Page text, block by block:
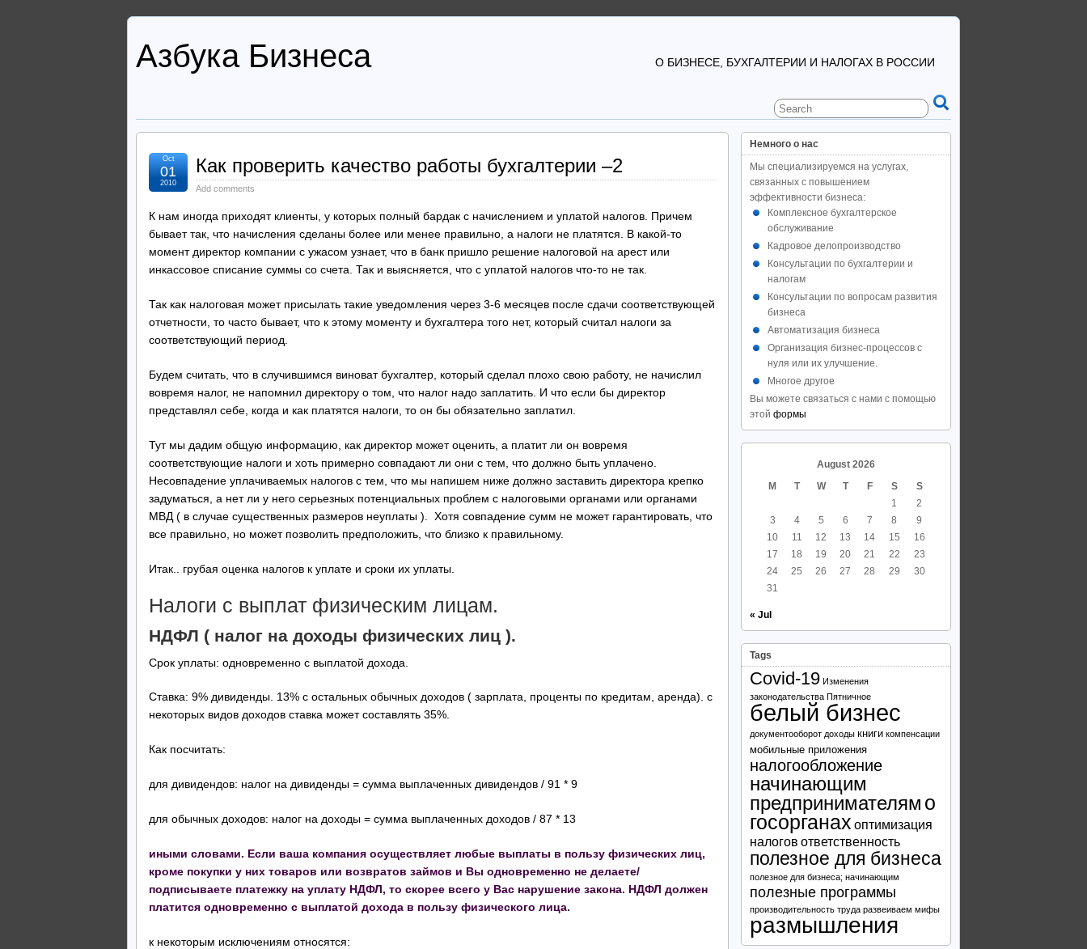
Азбука Бизнеса О БИЗНЕСЕ, БУХГАЛТЕРИИ И НАЛОГАХ В РОССИИ
Как проверить качество работы бухгалтерии –2
Add comments
Oct
01
2010
К нам иногда приходят клиенты, у которых полный бардак с начислением и уплатой налогов. Причем
бывает так, что начисления сделаны более или менее правильно, а налоги не платятся. В какой-то
момент директор компании с ужасом узнает, что в банк пришло решение налоговой на арест или
инкассовое списание суммы со счета. Так и выясняется, что с уплатой налогов что-то не так.
Так как налоговая может присылать такие уведомления через 3-6 месяцев после сдачи соответствующей
отчетности, то часто бывает, что к этому моменту и бухгалтера того нет, который считал налоги за
соответствующий период.
Будем считать, что в случившимся виноват бухгалтер, который сделал плохо свою работу, не начислил
вовремя налог, не напомнил директору о том, что налог надо заплатить. И что если бы директор
представлял себе, когда и как платятся налоги, то он бы обязательно заплатил.
Тут мы дадим общую информацию, как директор может оценить, а платит ли он вовремя
соответствующие налоги и хоть примерно совпадают ли они с тем, что должно быть уплачено.
Несовпадение уплачиваемых налогов с тем, что мы напишем ниже должно заставить директора крепко
задуматься, а нет ли у него серьезных потенциальных проблем с налоговыми органами или органами
МВД ( в случае существенных размеров неуплаты ). Хотя совпадение сумм не может гарантировать, что
все правильно, но может позволить предположить, что близко к правильному.
Итак.. грубая оценка налогов к уплате и сроки их уплаты.
Налоги с выплат физическим лицам.
НДФЛ ( налог на доходы физических лиц ).
Срок уплаты: одновременно с выплатой дохода.
Ставка: 9% дивиденды. 13% с остальных обычных доходов ( зарплата, проценты по кредитам, аренда). с
некоторых видов доходов ставка может составлять 35%.
Как посчитать:
для дивидендов: налог на дивиденды = сумма выплаченных дивидендов / 91 * 9
для обычных доходов: налог на доходы = сумма выплаченных доходов / 87 * 13
иными словами. Если ваша компания осуществляет любые выплаты в пользу физических лиц,
кроме покупки у них товаров или возвратов займов и Вы одновременно не делаете/
подписываете платежку на уплату НДФЛ, то скорее всего у Вас нарушение закона. НДФЛ должен
платится одновременно с выплатой дохода в пользу физического лица.
к некоторым исключениям относятся:
Немного о нас
Мы специализируемся на услугах,
связанных с повышением
эффективности бизнеса:
Комплексное бухгалтерское
обслуживание
Кадровое делопроизводство
Консультации по бухгалтерии и
налогам
Консультации по вопросам развития
бизнеса
Автоматизация бизнеса
Организация бизнес-процессов с
нуля или их улучшение.
Многое другое
Вы можете связаться с нами с помощью
этой формы
August 2026
M
T W T F S
S
1
2
3
4 5 6 7 8
9
10
11 12 13 14 15
16
17
18 19 20 21 22
23
24
25 26 27 28 29
30
31
« Jul
Tags
Covid-19 Изменения
законодательства Пятничное
белый бизнес
документооборот доходы книги компенсации
мобильные приложения
налогообложение
начинающим
предпринимателям о
госорганах оптимизация
налогов ответственность
полезное для бизнеса
полезное для бизнеса; начинающим
полезные программы
производительность труда развеиваем мифы
размышления